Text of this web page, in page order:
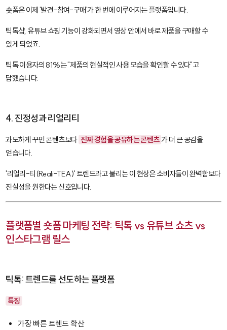
숏폼은 이제 '발견-참여-구매'가 한 번에 이루어지는 플랫폼입니다.
틱톡샵, 유튜브 쇼핑 기능이 강화되면서 영상 안에서 바로 제품을 구매할 수
있게 되었죠.
틱톡 이용자의 81%는 "제품의 현실적인 사용 모습을 확인할 수 있다"고
답했습니다.
4. 진정성과 리얼리티
과도하게 꾸민 콘텐츠보다 진짜 경험을 공유하는 콘텐츠가 더 큰 공감을
얻습니다.
'리얼리-티(Reali-TEA)' 트렌드라고 불리는 이 현상은 소비자들이 완벽함보다
진실성을 원한다는 신호입니다.
플랫폼별 숏폼 마케팅 전략: 틱톡 vs 유튜브 쇼츠 vs
인스타그램 릴스
틱톡: 트렌드를 선도하는 플랫폼
특징
가장 빠른 트렌드 확산